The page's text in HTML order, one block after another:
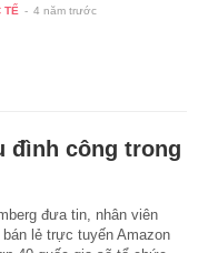
TẾ - 4 năm trước
đình công trong
đưa tin, nhân viên
bán lẻ trực tuyến Amazon